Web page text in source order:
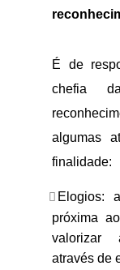
É de
chefia
algumas
finalidade:
Elogios:
próxima
valorizar
através de